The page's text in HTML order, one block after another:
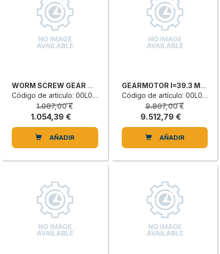
WORM SCREW GEAR MOTOR
Código de artículo: 00L0446551H
1.087,00 €
1.054,39 €
AÑADIR
GEARMOTOR I=39.3 M3 FAZ87DRN132L4/V
Código de artículo: 00L0414445E
9.807,00 €
9.512,79 €
AÑADIR